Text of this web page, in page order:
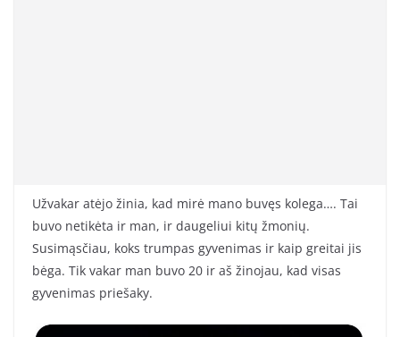
Užvakar atėjo žinia, kad mirė mano buvęs kolega…. Tai
buvo netikėta ir man, ir daugeliui kitų žmonių.
Susimąsčiau, koks trumpas gyvenimas ir kaip greitai jis
bėga. Tik vakar man buvo 20 ir aš žinojau, kad visas
gyvenimas priešaky.